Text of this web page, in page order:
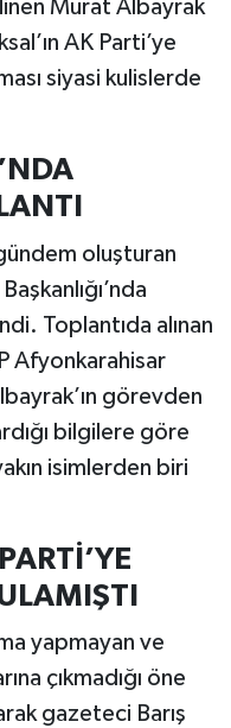
Murat Albayrak
AK Parti’ye
siyasi kulislerde
oluşturan
Toplantıda alınan
Afyonkarahisar
görevden
bilgilere göre
isimlerden biri
yapmayan ve
çıkmadığı öne
gazeteci Barış